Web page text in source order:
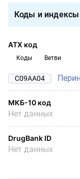
Коды и индексы
АТХ код
Коды Ветви
C09AA04
МКБ-10 код
Нет данных
DrugBank ID
Нет данных